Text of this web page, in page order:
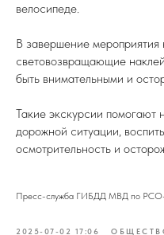
велосипеде.
В завершение
световозвращающие
быть внимательными и
Такие экскурсии помогают
дорожной ситуации,
осмотрительность и
Пресс-служба ГИБДД МВД по
2025-07-02 17:06